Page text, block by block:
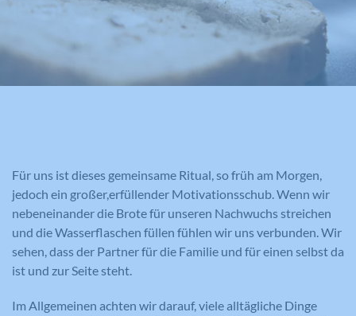
Für uns ist dieses gemeinsame Ritual, so früh am Morgen,
jedoch ein großer,erfüllender Motivationsschub. Wenn wir
nebeneinander die Brote für unseren Nachwuchs streichen
und die Wasserflaschen füllen fühlen wir uns verbunden. Wir
sehen, dass der Partner für die Familie und für einen selbst da
ist und zur Seite steht.
Im Allgemeinen achten wir darauf, viele alltägliche Dinge